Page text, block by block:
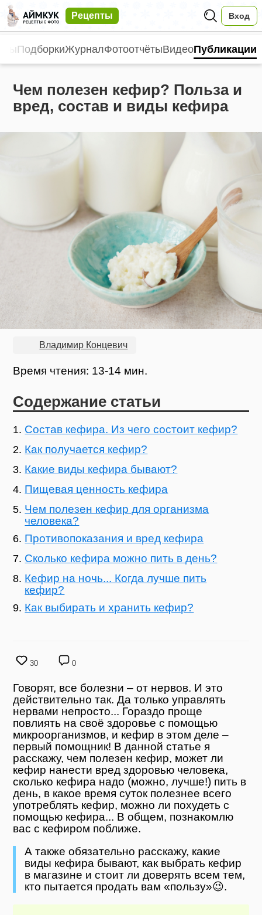
Рецепты Вход
ПодборкиЖурналФотоотчётыВидеоПубликации
Чем полезен кефир? Польза и
вред, состав и виды кефира
Владимир Концевич
Время чтения: 13-14 мин.
Содержание статьи
Состав кефира. Из чего состоит кефир?
Как получается кефир?
Какие виды кефира бывают?
Пищевая ценность кефира
Чем полезен кефир для организма
человека?
Противопоказания и вред кефира
Сколько кефира можно пить в день?
Кефир на ночь... Когда лучше пить
кефир?
Как выбирать и хранить кефир?
30 0
Говорят, все болезни – от нервов. И это
действительно так. Да только управлять
нервами непросто... Гораздо проще
повлиять на своё здоровье с помощью
микроорганизмов, и кефир в этом деле –
первый помощник! В данной статье я
расскажу, чем полезен кефир, может ли
кефир нанести вред здоровью человека,
сколько кефира надо (можно, лучше!) пить в
день, в какое время суток полезнее всего
употреблять кефир, можно ли похудеть с
помощью кефира... В общем, познакомлю
вас с кефиром поближе.
А также обязательно расскажу, какие
виды кефира бывают, как выбрать кефир
в магазине и стоит ли доверять всем тем,
кто пытается продать вам «пользу»😉.